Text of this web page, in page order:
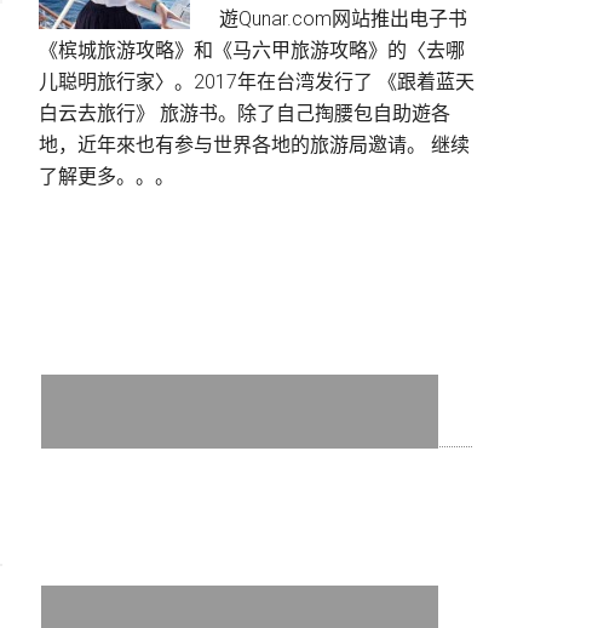
遊Qunar.com网站推出电子书
《槟城旅游攻略》和《马六甲旅游攻略》的〈去哪
儿聪明旅行家〉。2017年在台湾发行了 《跟着蓝天
白云去旅行》 旅游书。除了自己掏腰包自助遊各
地，近年來也有参与世界各地的旅游局邀请。 继续
了解更多。。。